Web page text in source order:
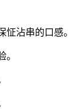
沾串的口感。